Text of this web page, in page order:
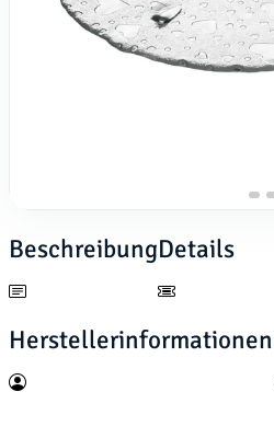
BeschreibungDetails
Herstellerinformationen